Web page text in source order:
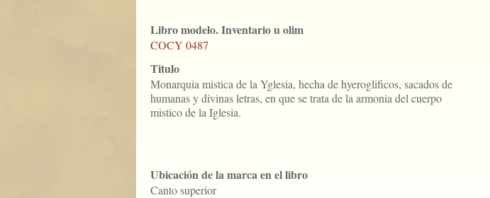
Libro modelo. Inventario u olim
COCY 0487
Titulo
Monarquia mistica de la Yglesia, hecha de hyeroglificos, sacados de
humanas y divinas letras, en que se trata de la armonia del cuerpo
mistico de la Iglesia.
Ubicación de la marca en el libro
Canto superior